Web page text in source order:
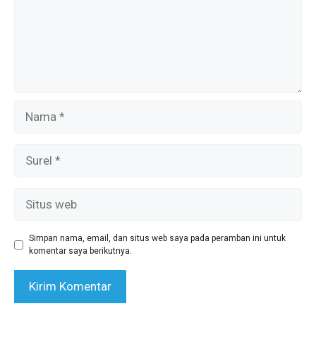
Simpan nama, email, dan situs web saya pada peramban ini untuk
komentar saya berikutnya.